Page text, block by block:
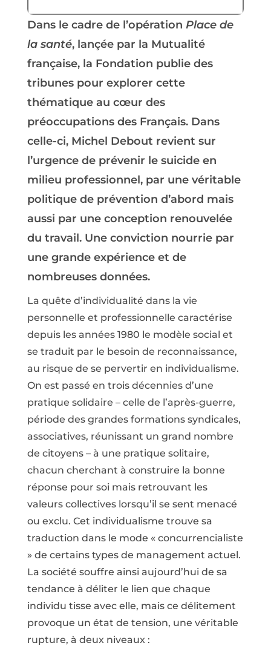
Dans le cadre de l’opération Place de
la santé, lançée par la Mutualité
française, la Fondation publie des
tribunes pour explorer cette
thématique au cœur des
préoccupations des Français. Dans
celle-ci, Michel Debout revient sur
l’urgence de prévenir le suicide en
milieu professionnel, par une véritable
politique de prévention d’abord mais
aussi par une conception renouvelée
du travail. Une conviction nourrie par
une grande expérience et de
nombreuses données.
La quête d’individualité dans la vie
personnelle et professionnelle caractérise
depuis les années 1980 le modèle social et
se traduit par le besoin de reconnaissance,
au risque de se pervertir en individualisme.
On est passé en trois décennies d’une
pratique solidaire – celle de l’après-guerre,
période des grandes formations syndicales,
associatives, réunissant un grand nombre
de citoyens – à une pratique solitaire,
chacun cherchant à construire la bonne
réponse pour soi mais retrouvant les
valeurs collectives lorsqu’il se sent menacé
ou exclu. Cet individualisme trouve sa
traduction dans le mode « concurrencialiste
» de certains types de management actuel.
La société souffre ainsi aujourd’hui de sa
tendance à déliter le lien que chaque
individu tisse avec elle, mais ce délitement
provoque un état de tension, une véritable
rupture, à deux niveaux :